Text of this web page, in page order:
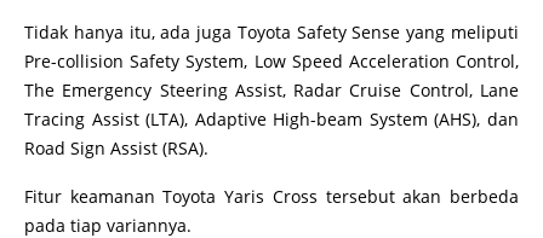
Tidak hanya itu, ada juga Toyota Safety Sense yang meliputi
Pre-collision Safety System, Low Speed Acceleration Control,
The Emergency Steering Assist, Radar Cruise Control, Lane
Tracing Assist (LTA), Adaptive High-beam System (AHS), dan
Road Sign Assist (RSA).
Fitur keamanan Toyota Yaris Cross tersebut akan berbeda
pada tiap variannya.